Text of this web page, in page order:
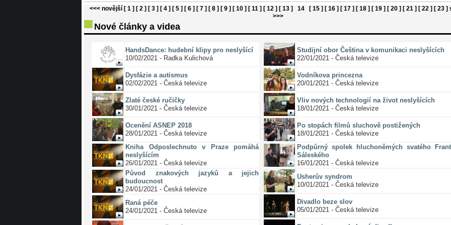
<<< novější [ 1 ] [ 2 ] [ 3 ] [ 4 ] [ 5 ] [ 6 ] [ 7 ] [ 8 ] [ 9 ] [ 10 ] [ 11 ] [ 12 ] [ 13 ] 14 [ 15 ] [ 16 ] [ 17 ] [ 18 ] [ 19 ] [ 20 ] [ 21 ] [ 22 ] [ 23 ]
>>>
Nové články a videa
HandsDance: hudební klipy pro neslyšící
10/02/2021 - Radka Kulichová
Dysfázie a autismus
02/02/2021 - Česká televize
Zlaté české ručičky
30/01/2021 - Česká televize
Ocenění ASNEP 2018
28/01/2021 - Česká televize
Kniha Odposlechnuto v Praze pomáhá
neslyšícím
26/01/2021 - Česká televize
Původ znakových jazyků a jejich
budoucnost
24/01/2021 - Česká televize
Raná péče
24/01/2021 - Česká televize
Studijní obor Čeština v komunikaci neslyšících
22/01/2021 - Česká televize
Vodníkova princezna
20/01/2021 - Česká televize
Vliv nových technologií na život neslyšících
18/01/2021 - Česká televize
Po stopách filmů sluchově postižených
18/01/2021 - Česká televize
Podpůrný spolek hluchoněmých svatého
Sáleského
16/01/2021 - Česká televize
Usherův syndrom
10/01/2021 - Česká televize
Divadlo beze slov
05/01/2021 - Česká televize